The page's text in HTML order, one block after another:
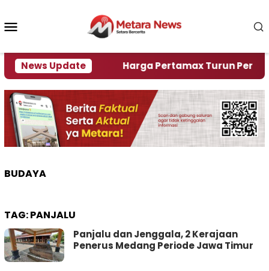
konten
News Update
Krisi Air Harga Pertamax Turun Per Hari
BUDAYA
TAG:PANJALU
Panjalu dan Jenggala, 2 Kerajaan
Penerus Medang Periode Jawa Timur